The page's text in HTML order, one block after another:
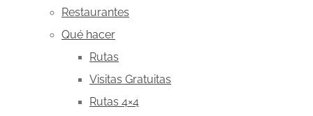
Restaurantes
Qué hacer
Rutas
Visitas Gratuitas
Rutas 4×4